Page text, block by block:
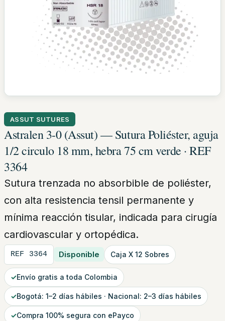
ASSUT SUTURES
Astralen 3-0 (Assut) — Sutura Poliéster, aguja
1/2 circulo 18 mm, hebra 75 cm verde · REF
3364
Sutura trenzada no absorbible de poliéster,
con alta resistencia tensil permanente y
mínima reacción tisular, indicada para cirugía
cardiovascular y ortopédica.
REF 3364 Disponible Caja X 12 Sobres
✓Envío gratis a toda Colombia
✓Bogotá: 1–2 días hábiles · Nacional: 2–3 días hábiles
✓Compra 100% segura con ePayco